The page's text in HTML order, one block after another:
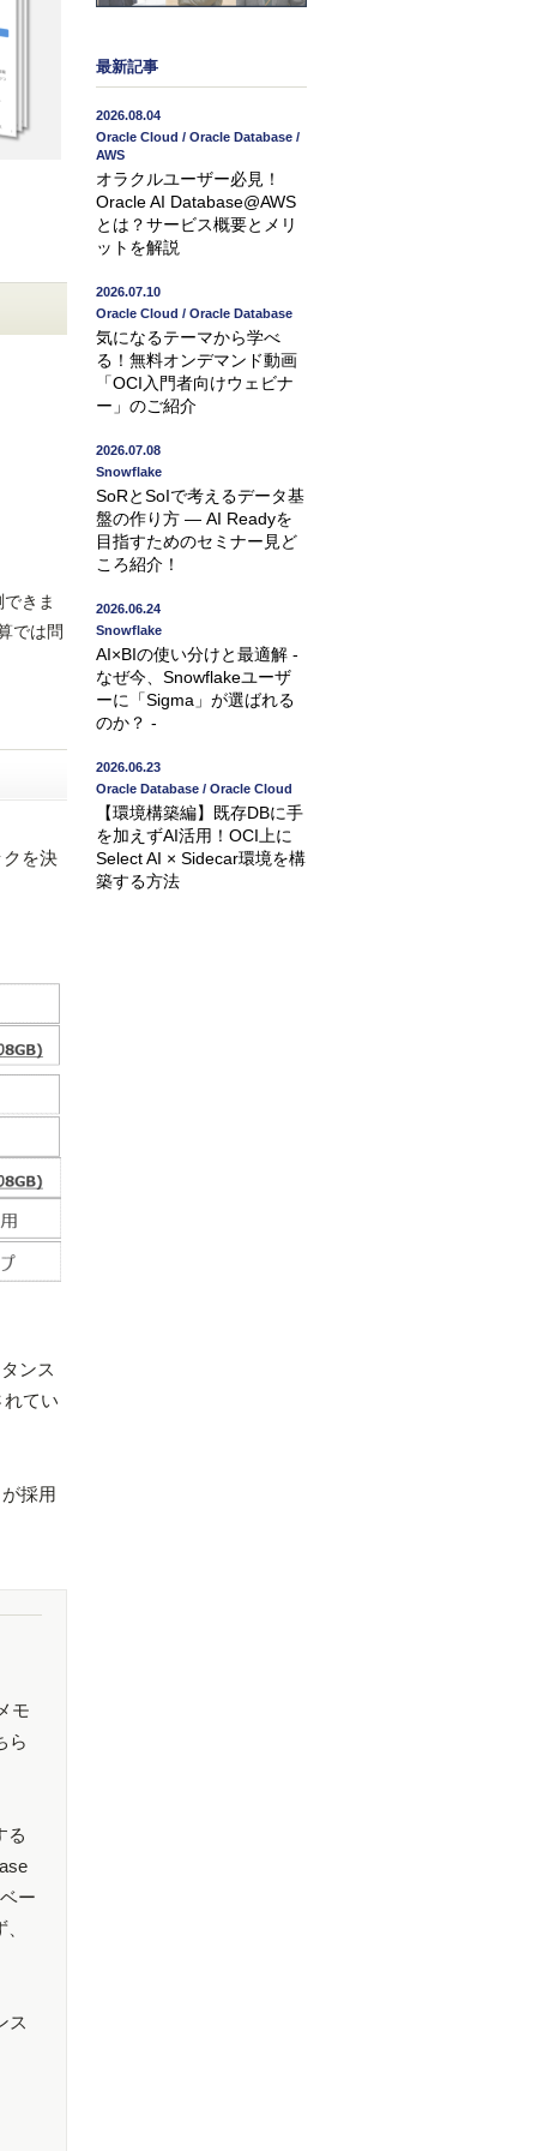
きま
では問
を決
ンス
てい
採用
モ
ら
る
ー
ス
最新記事
2026.08.04
Oracle Cloud / Oracle Database /
AWS
オラクルユーザー必見！
Oracle AI Database@AWS
とは？サービス概要とメリ
ットを解説
2026.07.10
Oracle Cloud / Oracle Database
気になるテーマから学べ
る！無料オンデマンド動画
「OCI入門者向けウェビナ
ー」のご紹介
2026.07.08
Snowflake
SoRとSoIで考えるデータ基
盤の作り方 ― AI Readyを
目指すためのセミナー見ど
ころ紹介！
2026.06.24
Snowflake
AI×BIの使い分けと最適解 -
なぜ今、Snowflakeユーザ
ーに「Sigma」が選ばれる
のか？ -
2026.06.23
Oracle Database / Oracle Cloud
【環境構築編】既存DBに手
を加えずAI活用！OCI上に
Select AI × Sidecar環境を構
築する方法